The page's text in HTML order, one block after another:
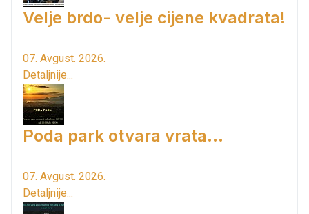
Velje brdo- velje cijene kvadrata!
07. Avgust. 2026.
Detaljnije...
Poda park otvara vrata...
07. Avgust. 2026.
Detaljnije...